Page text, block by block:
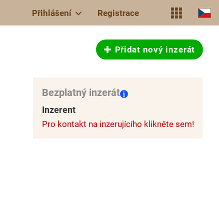
Přihlášení Registrace
Přidat nový inzerát
Bezplatný inzerát
Inzerent
Pro kontakt na inzerujícího klikněte sem!